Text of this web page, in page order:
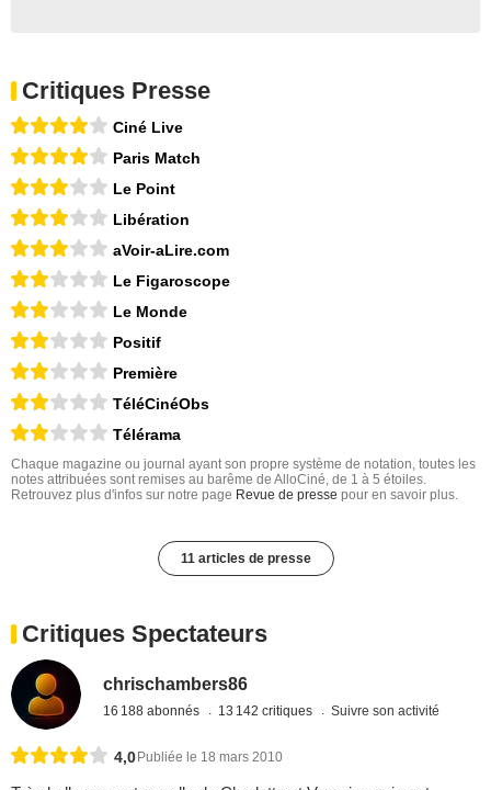
Critiques Presse
Ciné Live
Paris Match
Le Point
Libération
aVoir-aLire.com
Le Figaroscope
Le Monde
Positif
Première
TéléCinéObs
Télérama
Chaque magazine ou journal ayant son propre système de notation, toutes les
notes attribuées sont remises au barême de AlloCiné, de 1 à 5 étoiles.
Retrouvez plus d'infos sur notre page Revue de presse pour en savoir plus.
11 articles de presse
Critiques Spectateurs
chrischambers86
16 188 abonnés 13 142 critiques Suivre son activité
4,0Publiée le 18 mars 2010